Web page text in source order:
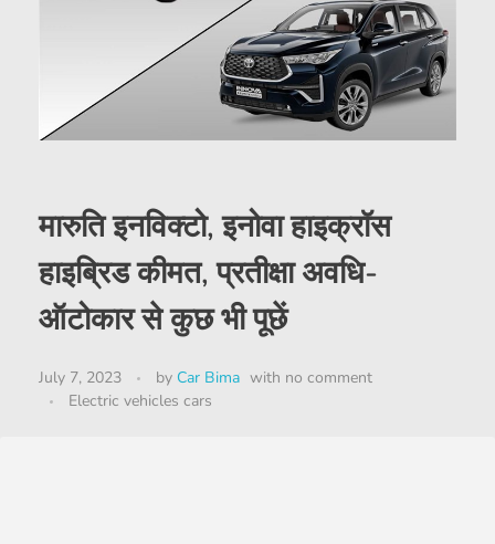
मारुति इनविक्टो, इनोवा हाइक्रॉस
हाइब्रिड कीमत, प्रतीक्षा अवधि-
ऑटोकार से कुछ भी पूछें
July 7, 2023 by Car Bima with no comment
Electric vehicles cars